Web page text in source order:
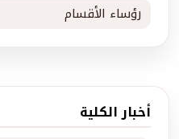
رؤساء الأقسام
أخبار الكلية